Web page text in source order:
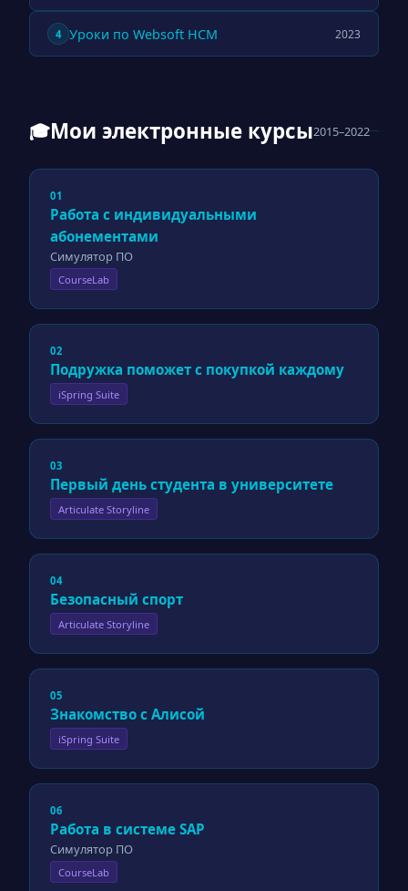
4 Уроки по Websoft HCM 2023
🎓Мои электронные курсы2015–2022
01
Работа с индивидуальными
абонементами
Симулятор ПО
CourseLab
02
Подружка поможет с покупкой каждому
iSpring Suite
03
Первый день студента в университете
Articulate Storyline
04
Безопасный спорт
Articulate Storyline
05
Знакомство с Алисой
iSpring Suite
06
Работа в системе SAP
Симулятор ПО
CourseLab